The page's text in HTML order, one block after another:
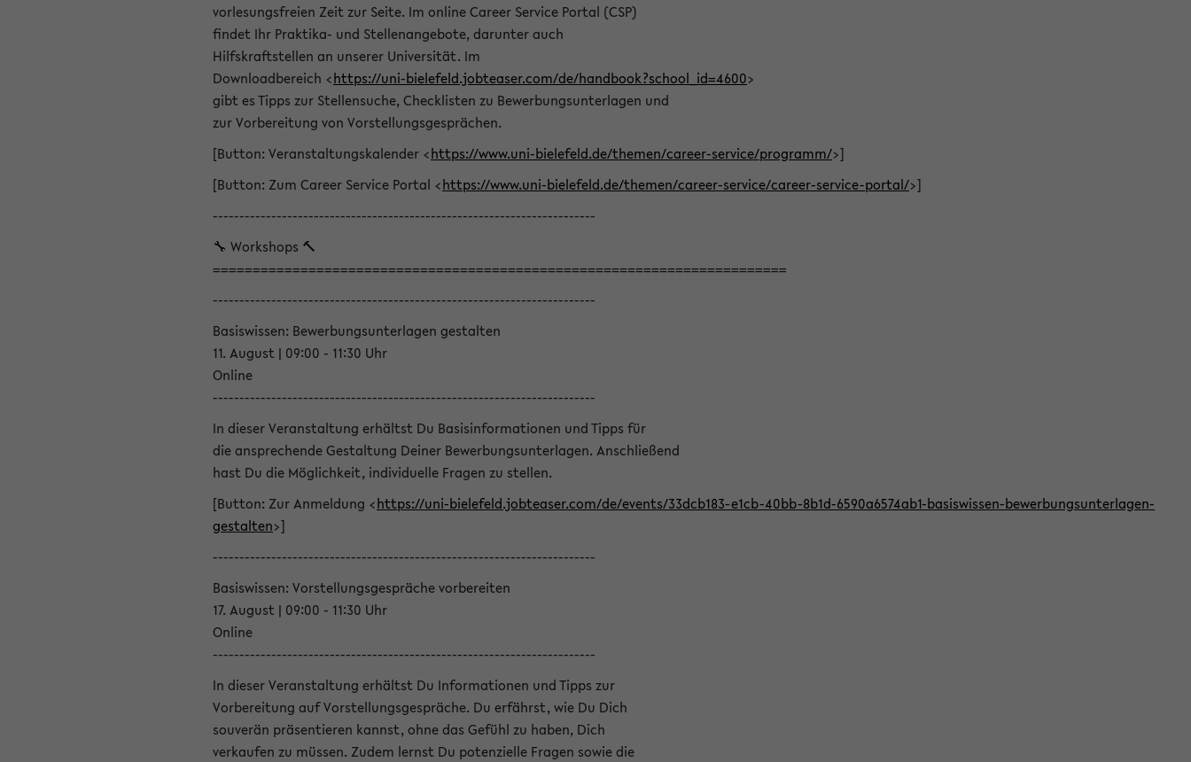
vorlesungsfreien Zeit zur Seite. Im online Career Service Portal (CSP)
findet Ihr Praktika- und Stellenangebote, darunter auch
Hilfskraftstellen an unserer Universität. Im
Downloadbereich <https://uni-bielefeld.jobteaser.com/de/handbook?school_id=4600>
gibt es Tipps zur Stellensuche, Checklisten zu Bewerbungsunterlagen und
zur Vorbereitung von Vorstellungsgesprächen.
[Button: Veranstaltungskalender <https://www.uni-bielefeld.de/themen/career-service/programm/>]
[Button: Zum Career Service Portal <https://www.uni-bielefeld.de/themen/career-service/career-service-portal/>]
------------------------------------------------------------------------
🔧 Workshops 🔨
========================================================================
------------------------------------------------------------------------
Basiswissen: Bewerbungsunterlagen gestalten
11. August | 09:00 - 11:30 Uhr
Online
------------------------------------------------------------------------
In dieser Veranstaltung erhältst Du Basisinformationen und Tipps für
die ansprechende Gestaltung Deiner Bewerbungsunterlagen. Anschließend
hast Du die Möglichkeit, individuelle Fragen zu stellen.
[Button: Zur Anmeldung <https://uni-bielefeld.jobteaser.com/de/events/33dcb183-e1cb-40bb-8b1d-6590a6574ab1-basiswissen-bewerbungsunterlagen-
gestalten>]
------------------------------------------------------------------------
Basiswissen: Vorstellungsgespräche vorbereiten
17. August | 09:00 - 11:30 Uhr
Online
------------------------------------------------------------------------
In dieser Veranstaltung erhältst Du Informationen und Tipps zur
Vorbereitung auf Vorstellungsgespräche. Du erfährst, wie Du Dich
souverän präsentieren kannst, ohne das Gefühl zu haben, Dich
verkaufen zu müssen. Zudem lernst Du potenzielle Fragen sowie die